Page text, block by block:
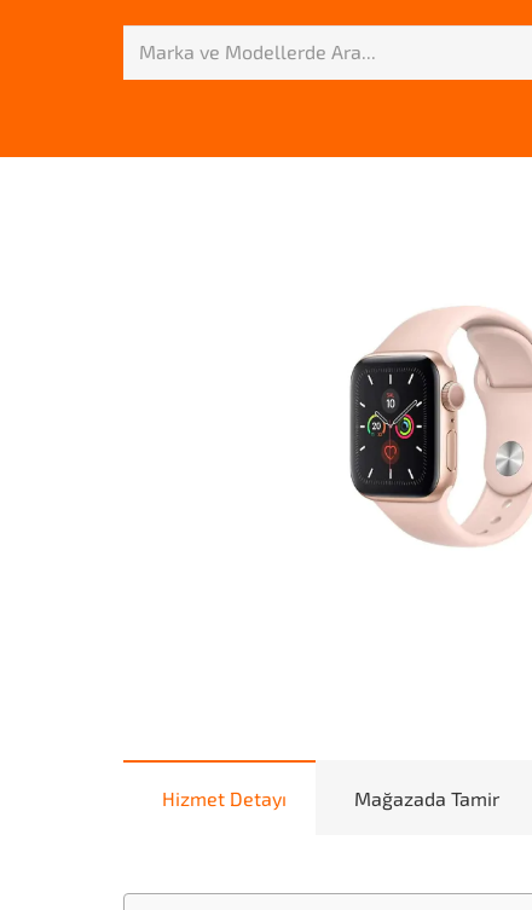
Hizmet Detayı Mağazada Tamir